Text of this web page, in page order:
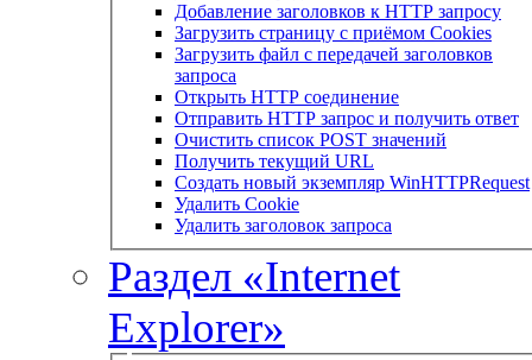
Добавление заголовков к HTTP запросу
Загрузить страницу с приёмом Cookies
Загрузить файл с передачей заголовков
запроса
Открыть HTTP соединение
Отправить HTTP запрос и получить ответ
Очистить список POST значений
Получить текущий URL
Создать новый экземпляр WinHTTPRequest
Удалить Cookie
Удалить заголовок запроса
Раздел «Internet
Explorer»